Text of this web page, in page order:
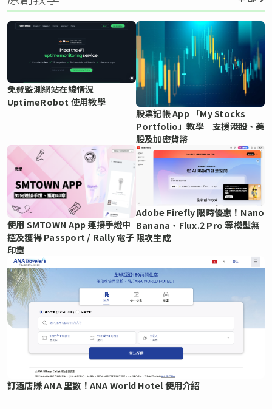
免費監測網站在線情況
UptimeRobot 使用教學
股票記帳 App 「My Stocks
Portfolio」教學 支援港股、美
股及加密貨幣
使用 SMTOWN App 連接手燈中
控及獲得 Passport / Rally 電子
印章
Adobe Firefly 限時優惠！Nano
Banana、Flux.2 Pro 等模型無
限次生成
訂酒店賺 ANA 里數！ANA World Hotel 使用介紹